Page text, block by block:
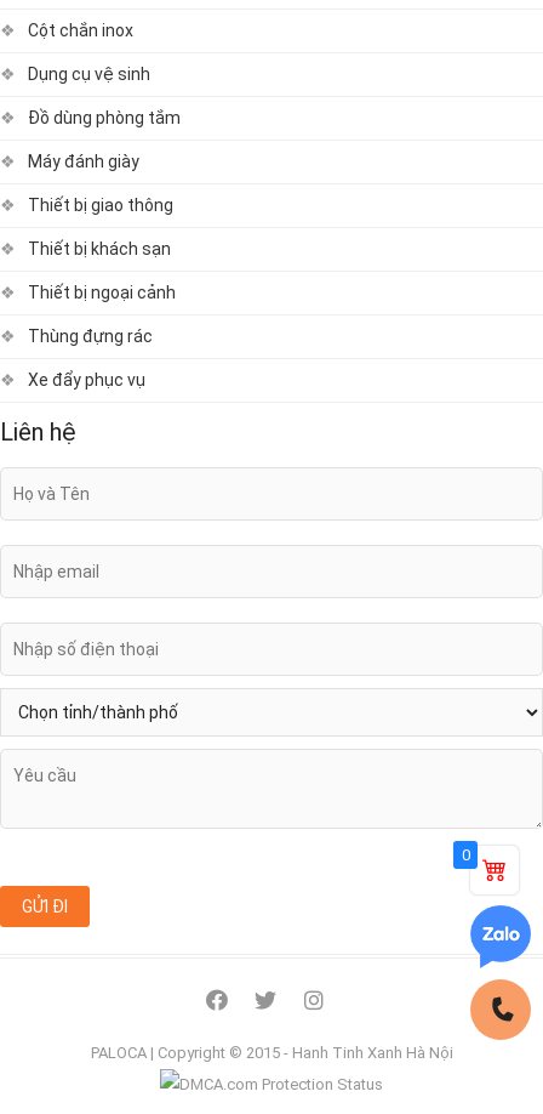
Cột chắn inox
Dụng cụ vệ sinh
Đồ dùng phòng tắm
Máy đánh giày
Thiết bị giao thông
Thiết bị khách sạn
Thiết bị ngoại cảnh
Thùng đựng rác
Xe đẩy phục vụ
Liên hệ
facebook
twitterinstagram
PALOCA| Copyright © 2015 - Hanh Tinh Xanh Hà Nội
0